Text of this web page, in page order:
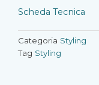
Scheda Tecnica
Categoria Styling
Tag Styling